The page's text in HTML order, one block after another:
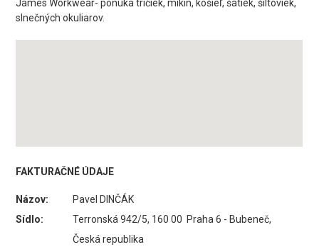
James Workwear- ponuka tričiek, mikín, košieľ, šatiek, šiltoviek,
slnečných okuliarov.
FAKTURAČNÉ ÚDAJE
Názov:
Pavel DINČÁK
Sídlo:
Terronská 942/5, 160 00 Praha 6 - Bubeneč,
Česká republika